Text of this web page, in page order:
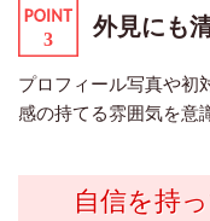
外見にも
プロフィール写真や初
感の持てる雰囲気を意
自信を持